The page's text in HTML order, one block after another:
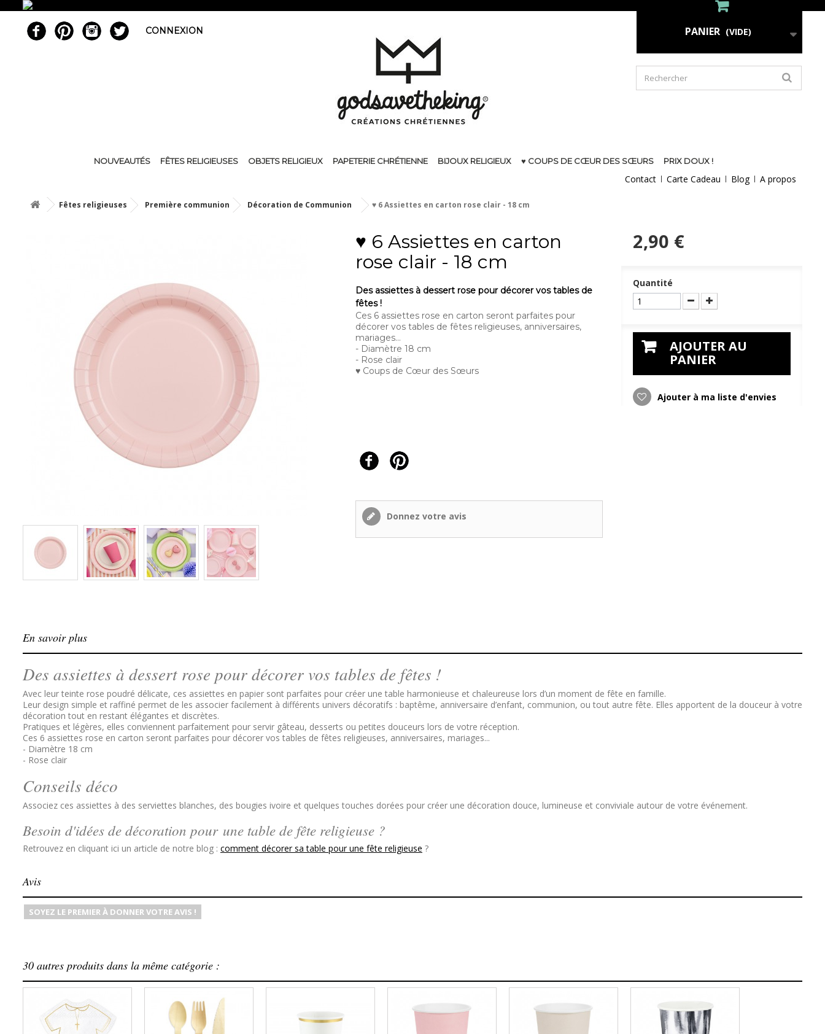
CONNEXION PANIER (VIDE)
NOUVEAUTÉS FÊTES RELIGIEUSES OBJETS RELIGIEUX PAPETERIE CHRÉTIENNE BIJOUX RELIGIEUX ♥ COUPS DE CŒUR DES SŒURS PRIX DOUX !
Contact Carte Cadeau Blog A propos
Fêtes religieuses Première communion Décoration de Communion ♥ 6 Assiettes en carton rose clair - 18 cm
♥ 6 Assiettes en carton
rose clair - 18 cm
Des assiettes à dessert rose pour décorer vos tables de
fêtes !
Ces 6 assiettes rose en carton seront parfaites pour
décorer vos tables de fêtes religieuses, anniversaires,
mariages...
- Diamètre 18 cm
- Rose clair
♥ Coups de Cœur des Sœurs
Donnez votre avis
2,90 €
Quantité
AJOUTER AU
PANIER
Ajouter à ma liste d'envies
En savoir plus
Des assiettes à dessert rose pour décorer vos tables de fêtes !
Avec leur teinte rose poudré délicate, ces assiettes en papier sont parfaites pour créer une table harmonieuse et chaleureuse lors d’un moment de fête en famille.
Leur design simple et raffiné permet de les associer facilement à différents univers décoratifs : baptême, anniversaire d’enfant, communion, ou tout autre fête. Elles apportent de la douceur à votre
décoration tout en restant élégantes et discrètes.
Pratiques et légères, elles conviennent parfaitement pour servir gâteau, desserts ou petites douceurs lors de votre réception.
Ces 6 assiettes rose en carton seront parfaites pour décorer vos tables de fêtes religieuses, anniversaires, mariages...
- Diamètre 18 cm
- Rose clair
Conseils déco
Associez ces assiettes à des serviettes blanches, des bougies ivoire et quelques touches dorées pour créer une décoration douce, lumineuse et conviviale autour de votre événement.
Besoin d'idées de décoration pour une table de fête religieuse ?
Retrouvez en cliquant ici un article de notre blog : comment décorer sa table pour une fête religieuse ?
Avis
SOYEZ LE PREMIER À DONNER VOTRE AVIS !
30 autres produits dans la même catégorie :